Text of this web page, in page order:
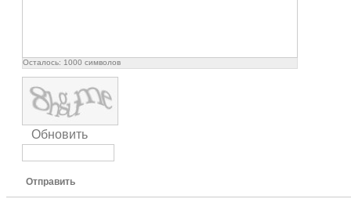
Осталось: 1000 символов
Обновить
Отправить